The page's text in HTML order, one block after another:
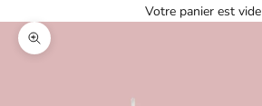
Votre panier est vide
Zoomer sur l'image